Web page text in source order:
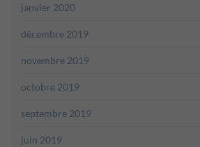
janvier 2020
décembre 2019
novembre 2019
octobre 2019
septembre 2019
juin 2019